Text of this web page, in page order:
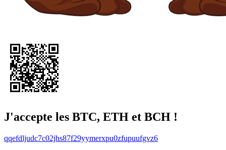
J'accepte les BTC, ETH et BCH !
qqefdljudc7c02jhs87f29yymerxpu0zfupuufgvz6